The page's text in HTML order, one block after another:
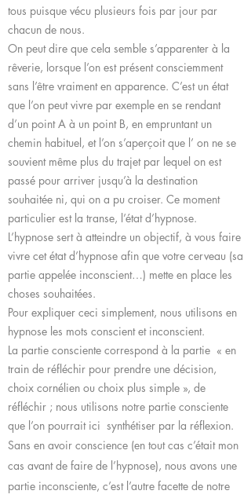
tous puisque vécu plusieurs fois par jour par
chacun de nous.
On peut dire que cela semble s’apparenter à la
rêverie, lorsque l’on est présent consciemment
sans l’être vraiment en apparence. C’est un état
que l’on peut vivre par exemple en se rendant
d’un point A à un point B, en empruntant un
chemin habituel, et l’on s’aperçoit que l’ on ne se
souvient même plus du trajet par lequel on est
passé pour arriver jusqu’à la destination
souhaitée ni, qui on a pu croiser. Ce moment
particulier est la transe, l’état d’hypnose.
L’hypnose sert à atteindre un objectif, à vous faire
vivre cet état d’hypnose afin que votre cerveau (sa
partie appelée inconscient…) mette en place les
choses souhaitées.
Pour expliquer ceci simplement, nous utilisons en
hypnose les mots conscient et inconscient.
La partie consciente correspond à la partie « en
train de réfléchir pour prendre une décision,
choix cornélien ou choix plus simple », de
réfléchir ; nous utilisons notre partie consciente
que l’on pourrait ici synthétiser par la réflexion.
Sans en avoir conscience (en tout cas c’était mon
cas avant de faire de l’hypnose), nous avons une
partie inconsciente, c’est l’autre facette de notre